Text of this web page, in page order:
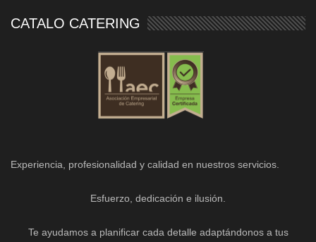
CATALO CATERING
Experiencia, profesionalidad y calidad en nuestros servicios.
Esfuerzo, dedicación e ilusión.
Te ayudamos a planificar cada detalle adaptándonos a tus